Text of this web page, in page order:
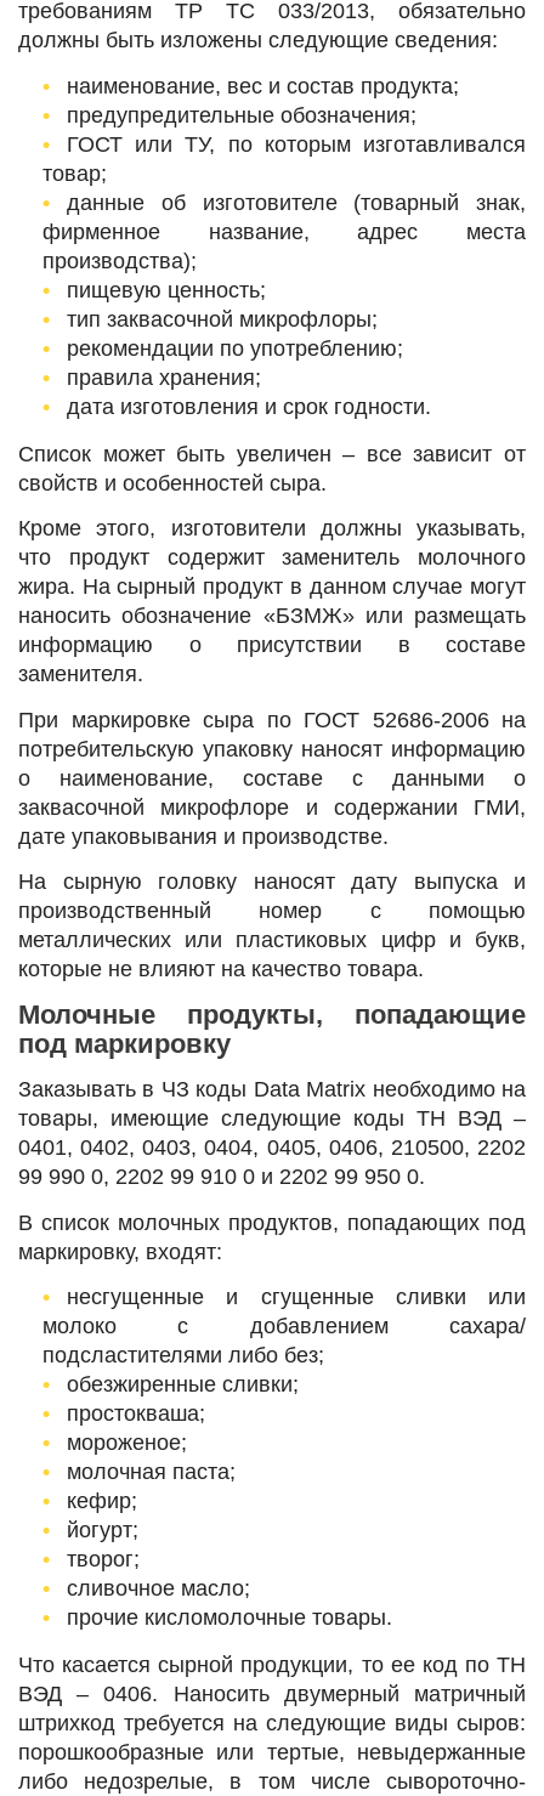
требованиям ТР ТС 033/2013, обязательно
должны быть изложены следующие сведения:
наименование, вес и состав продукта;
предупредительные обозначения;
ГОСТ или ТУ, по которым изготавливался
товар;
данные об изготовителе (товарный знак,
фирменное название, адрес места
производства);
пищевую ценность;
тип заквасочной микрофлоры;
рекомендации по употреблению;
правила хранения;
дата изготовления и срок годности.
Список может быть увеличен ‒ все зависит от
свойств и особенностей сыра.
Кроме этого, изготовители должны указывать,
что продукт содержит заменитель молочного
жира. На сырный продукт в данном случае могут
наносить обозначение «БЗМЖ» или размещать
информацию о присутствии в составе
заменителя.
При маркировке сыра по ГОСТ 52686-2006 на
потребительскую упаковку наносят информацию
о наименование, составе с данными о
заквасочной микрофлоре и содержании ГМИ,
дате упаковывания и производстве.
На сырную головку наносят дату выпуска и
производственный номер с помощью
металлических или пластиковых цифр и букв,
которые не влияют на качество товара.
Молочные продукты, попадающие
под маркировку
Заказывать в ЧЗ коды Data Matrix необходимо на
товары, имеющие следующие коды ТН ВЭД ‒
0401, 0402, 0403, 0404, 0405, 0406, 210500, 2202
99 990 0, 2202 99 910 0 и 2202 99 950 0.
В список молочных продуктов, попадающих под
маркировку, входят:
несгущенные и сгущенные сливки или
молоко с добавлением сахара/
подсластителями либо без;
обезжиренные сливки;
простокваша;
мороженое;
молочная паста;
кефир;
йогурт;
творог;
сливочное масло;
прочие кисломолочные товары.
Что касается сырной продукции, то ее код по ТН
ВЭД ‒ 0406. Наносить двумерный матричный
штрихкод требуется на следующие виды сыров:
порошкообразные или тертые, невыдержанные
либо недозрелые, в том числе сывороточно-